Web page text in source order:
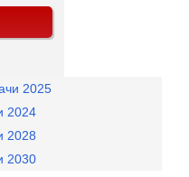
2025
2024
2028
2030